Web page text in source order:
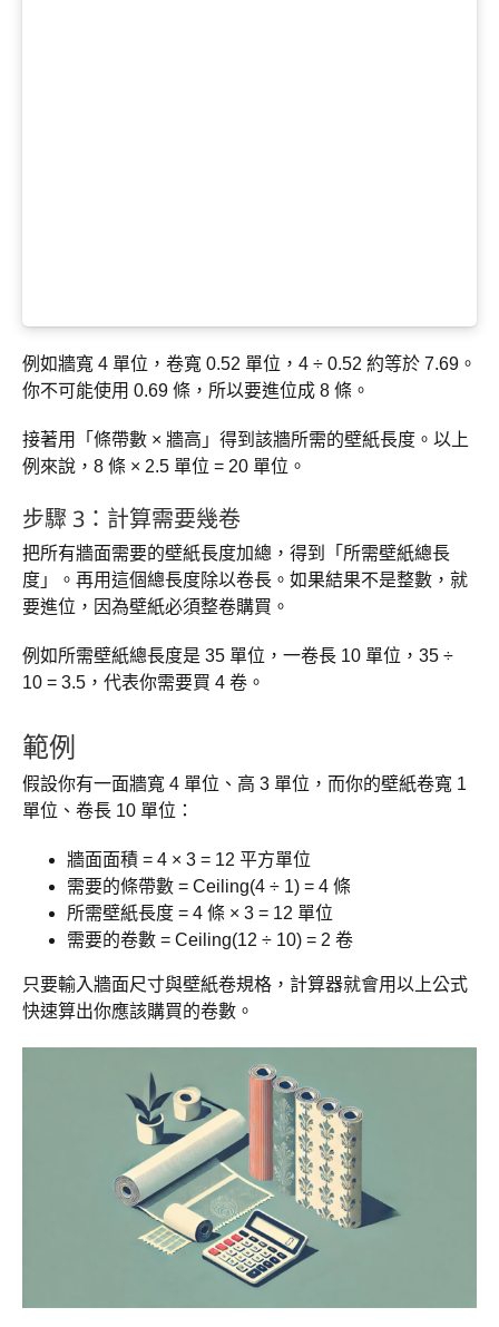
例如牆寬 4 單位，卷寬 0.52 單位，4 ÷ 0.52 約等於 7.69。
你不可能使用 0.69 條，所以要進位成 8 條。
接著用「條帶數 × 牆高」得到該牆所需的壁紙長度。以上
例來說，8 條 × 2.5 單位 = 20 單位。
步驟 3：計算需要幾卷
把所有牆面需要的壁紙長度加總，得到「所需壁紙總長
度」。再用這個總長度除以卷長。如果結果不是整數，就
要進位，因為壁紙必須整卷購買。
例如所需壁紙總長度是 35 單位，一卷長 10 單位，35 ÷
10 = 3.5，代表你需要買 4 卷。
範例
假設你有一面牆寬 4 單位、高 3 單位，而你的壁紙卷寬 1
單位、卷長 10 單位：
牆面面積 = 4 × 3 = 12 平方單位
需要的條帶數 = Ceiling(4 ÷ 1) = 4 條
所需壁紙長度 = 4 條 × 3 = 12 單位
需要的卷數 = Ceiling(12 ÷ 10) = 2 卷
只要輸入牆面尺寸與壁紙卷規格，計算器就會用以上公式
快速算出你應該購買的卷數。